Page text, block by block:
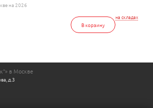
на 2026
на складах
В корзину
в Москве
д.3